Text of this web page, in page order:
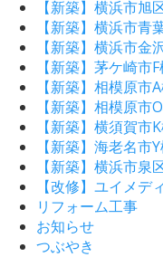
【新築】横浜市旭
【新築】横浜市青
【新築】横浜市金
【新築】茅ケ崎市
【新築】相模原市
【新築】相模原市
【新築】横須賀市
【新築】海老名市
【新築】横浜市泉
【改修】ユイメ
リフォーム工事
お知らせ
つぶやき